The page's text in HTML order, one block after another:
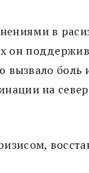
в
он
вызвало боль
на